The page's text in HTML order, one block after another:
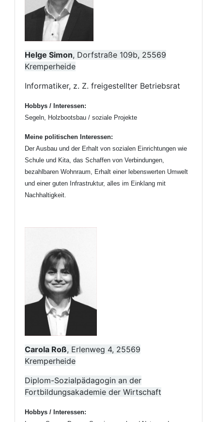
Helge Simon, Dorfstraße 109b, 25569
Kremperheide
Informatiker, z. Z. freigestellter Betriebsrat
Hobbys / Interessen:
Segeln, Holzbootsbau / soziale Projekte
Meine politischen Interessen:
Der Ausbau und der Erhalt von sozialen Einrichtungen wie
Schule und Kita, das Schaffen von Verbindungen,
bezahlbaren Wohnraum, Erhalt einer lebenswerten Umwelt
und einer guten Infrastruktur, alles im Einklang mit
Nachhaltigkeit.
Carola Roß, Erlenweg 4, 25569
Kremperheide
Diplom-Sozialpädagogin an der
Fortbildungsakademie der Wirtschaft
Hobbys / Interessen: